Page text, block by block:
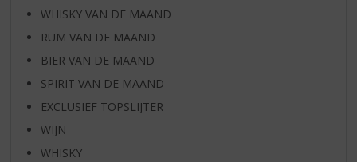
WHISKY VAN DE MAAND
RUM VAN DE MAAND
BIER VAN DE MAAND
SPIRIT VAN DE MAAND
EXCLUSIEF TOPSLIJTER
WIJN
WHISKY